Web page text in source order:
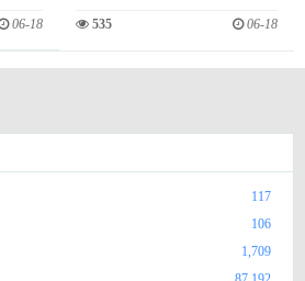
06-18 535 06-18
117
106
1,709